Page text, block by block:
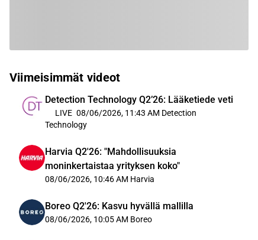
Viimeisimmät videot
Detection Technology Q2’26: Lääketiede veti
LIVE 08/06/2026, 11:43 AM Detection
Technology
Harvia Q2'26: "Mahdollisuuksia
moninkertaistaa yrityksen koko"
08/06/2026, 10:46 AM Harvia
Boreo Q2'26: Kasvu hyvällä mallilla
08/06/2026, 10:05 AM Boreo